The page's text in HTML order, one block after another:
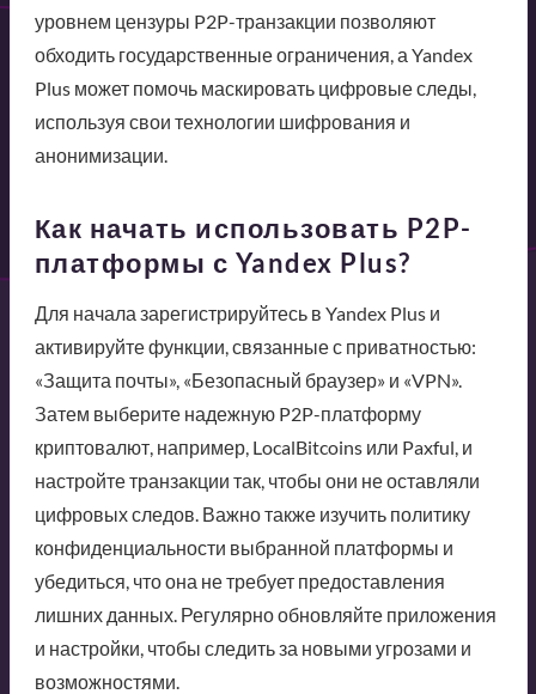
уровнем цензуры P2P-транзакции позволяют
обходить государственные ограничения, а Yandex
Plus может помочь маскировать цифровые следы,
используя свои технологии шифрования и
анонимизации.
Как начать использовать P2P-
платформы с Yandex Plus?
Для начала зарегистрируйтесь в Yandex Plus и
активируйте функции, связанные с приватностью:
«Защита почты», «Безопасный браузер» и «VPN».
Затем выберите надежную P2P-платформу
криптовалют, например, LocalBitcoins или Paxful, и
настройте транзакции так, чтобы они не оставляли
цифровых следов. Важно также изучить политику
конфиденциальности выбранной платформы и
убедиться, что она не требует предоставления
лишних данных. Регулярно обновляйте приложения
и настройки, чтобы следить за новыми угрозами и
возможностями.